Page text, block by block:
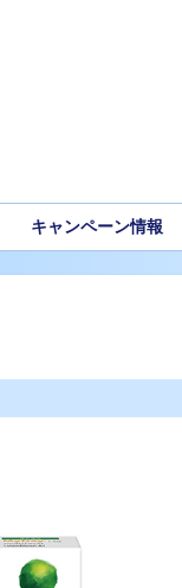
キャンペーン情報